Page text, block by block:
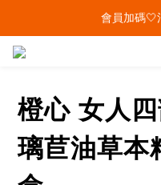
單筆結帳金額
會員加碼🤍
橙心 女人
璃苣油草